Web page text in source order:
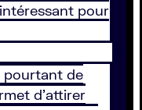
pour
pourtant de
d’attirer